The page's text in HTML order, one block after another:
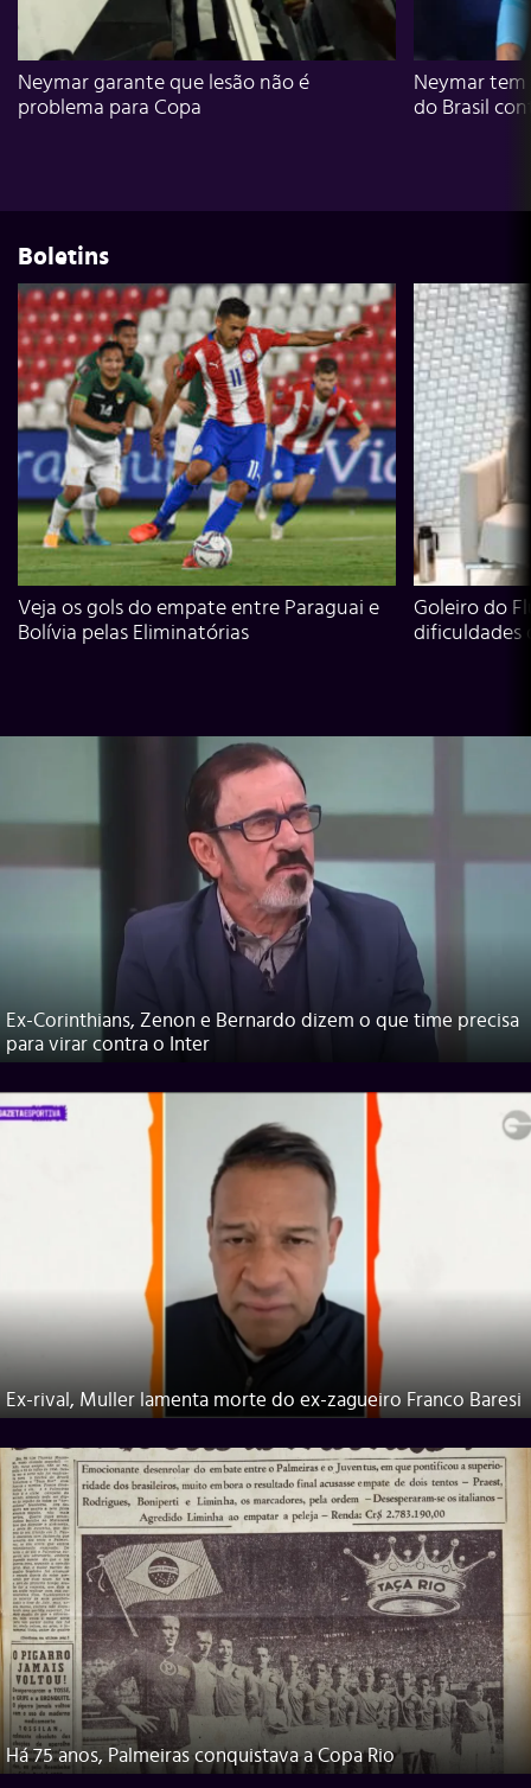
Neymar garante que lesão não é
problema para Copa
Neymar
do Brasil
Boletins
Veja os gols do empate entre Paraguai e
Bolívia pelas Eliminatórias
Goleiro do
dificuldades
Ex-Corinthians, Zenon e Bernardo dizem o que time precisa
para virar contra o Inter
Ex-rival, Muller lamenta morte do ex-zagueiro Franco Baresi
Há 75 anos, Palmeiras conquistava a Copa Rio